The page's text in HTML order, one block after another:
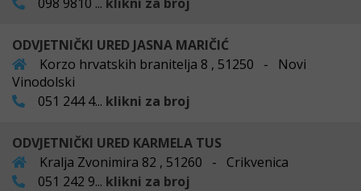
ODVJETNIČKI URED JASNA MARIČIĆ
Korzo hrvatskih branitelja 8 , 51250 - Novi
Vinodolski
051 244 4... klikni za broj
ODVJETNIČKI URED KARMELA TUS
Kralja Zvonimira 82 , 51260 - Crikvenica
051 242 9... klikni za broj